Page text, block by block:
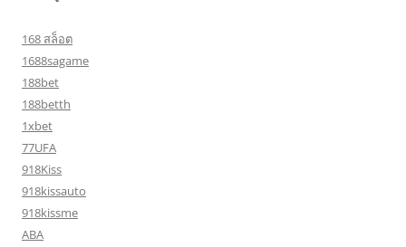
168 สล็อต
1688sagame
188bet
188betth
1xbet
77UFA
918Kiss
918kissauto
918kissme
ABA